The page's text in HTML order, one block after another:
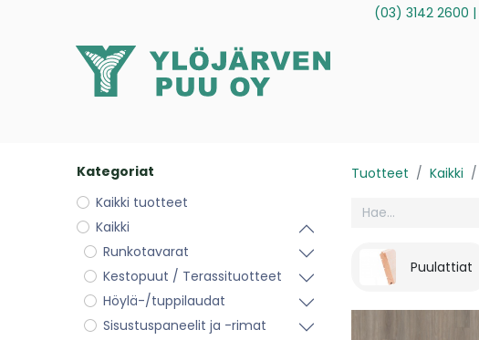
(03) 3142 2600 |
Kategoriat
Kaikki tuotteet
Kaikki
Runkotavarat
Kestopuut / Terassituotteet
Höylä-/tuppilaudat
Sisustuspaneelit ja -rimat
Tuotteet Kaikki
Puulattiat